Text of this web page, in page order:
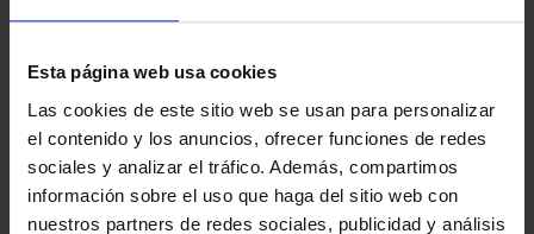
Esta página web usa cookies
Las cookies de este sitio web se usan para personalizar
el contenido y los anuncios, ofrecer funciones de redes
sociales y analizar el tráfico. Además, compartimos
información sobre el uso que haga del sitio web con
nuestros partners de redes sociales, publicidad y análisis
ORDENAR POR: